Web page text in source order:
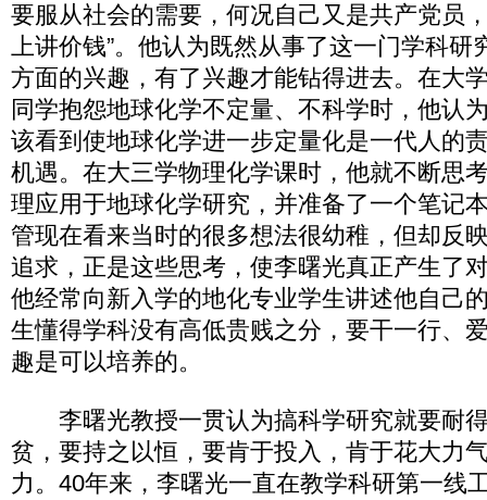
要服从社会的需要，何况自己又是共产党员
上讲价钱”。他认为既然从事了这一门学科研
方面的兴趣，有了兴趣才能钻得进去。在大
同学抱怨地球化学不定量、不科学时，他认
该看到使地球化学进一步定量化是一代人的
机遇。在大三学物理化学课时，他就不断思
理应用于地球化学研究，并准备了一个笔记
管现在看来当时的很多想法很幼稚，但却反
追求，正是这些思考，使李曙光真正产生了
他经常向新入学的地化专业学生讲述他自己
生懂得学科没有高低贵贱之分，要干一行、
趣是可以培养的。
李曙光教授一贯认为搞科学研究就要耐
贫，要持之以恒，要肯于投入，肯于花大力
力。40年来，李曙光一直在教学科研第一线